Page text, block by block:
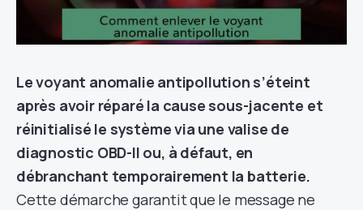
Le voyant anomalie antipollution s’éteint
après avoir réparé la cause sous-jacente et
réinitialisé le système via une valise de
diagnostic OBD-II ou, à défaut, en
débranchant temporairement la batterie.
Cette démarche garantit que le message ne